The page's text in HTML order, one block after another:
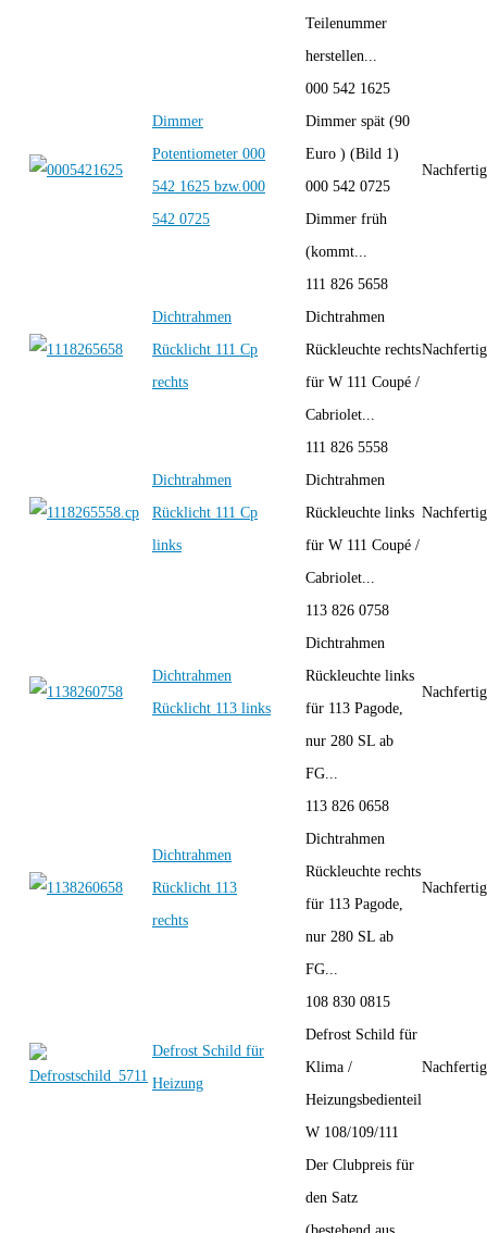
Teilenummer
herstellen...
Dimmer
Potentiometer 000
542 1625 bzw.000
542 0725
000 542 1625
Dimmer spät (90
Euro ) (Bild 1)
000 542 0725
Dimmer früh
(kommt...
Dichtrahmen
Rücklicht 111 Cp
rechts
111 826 5658
Dichtrahmen
Rückleuchte rechts
für W 111 Coupé /
Cabriolet...
Dichtrahmen
Rücklicht 111 Cp
links
111 826 5558
Dichtrahmen
Rückleuchte links
für W 111 Coupé /
Cabriolet...
Dichtrahmen
Rücklicht 113 links
113 826 0758
Dichtrahmen
Rückleuchte links
für 113 Pagode,
nur 280 SL ab
FG...
Dichtrahmen
Rücklicht 113
rechts
113 826 0658
Dichtrahmen
Rückleuchte rechts
für 113 Pagode,
nur 280 SL ab
FG...
Defrost Schild für
Heizung
108 830 0815
Defrost Schild für
Klima /
Heizungsbedienteil
W 108/109/111
Der Clubpreis für
den Satz